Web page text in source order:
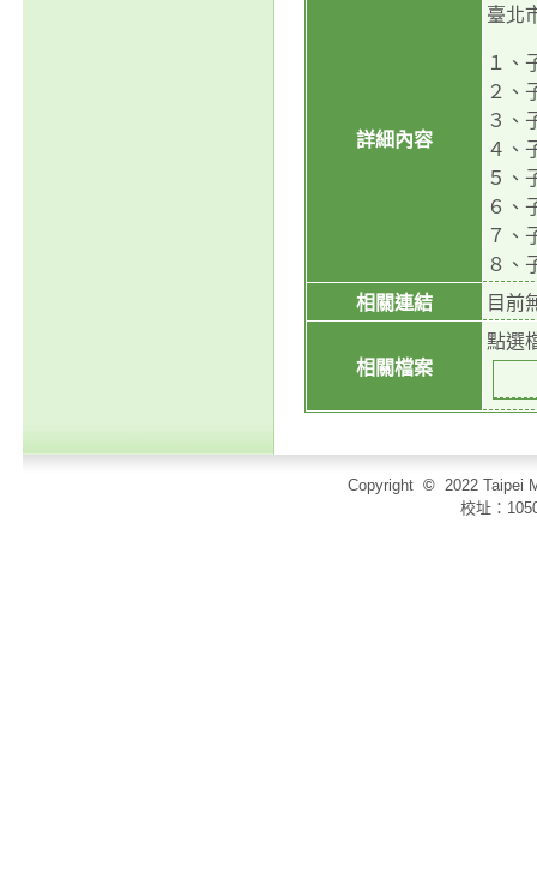
詳細內容
臺北
１、
２、
３、
４、
５、
６、
７、
８、
相關連結
目前
相關檔案
點選
Copyright © 2022 Taipei
校址：